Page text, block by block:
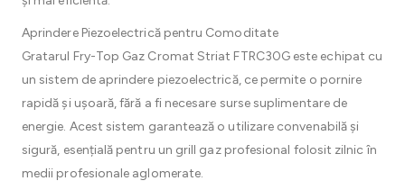
Aprindere Piezoelectrică pentru Comoditate
Gratarul Fry-Top Gaz Cromat Striat FTRC30G este echipat cu
un sistem de aprindere piezoelectrică, ce permite o pornire
rapidă și ușoară, fără a fi necesare surse suplimentare de
energie. Acest sistem garantează o utilizare convenabilă și
sigură, esențială pentru un grill gaz profesional folosit zilnic în
medii profesionale aglomerate.